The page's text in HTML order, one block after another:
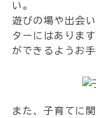
い。
遊びの場や出会
ターにはありま
ができるようお手
また、子育てに